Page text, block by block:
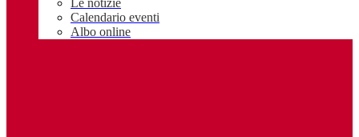
Le notizie
Calendario eventi
Albo online